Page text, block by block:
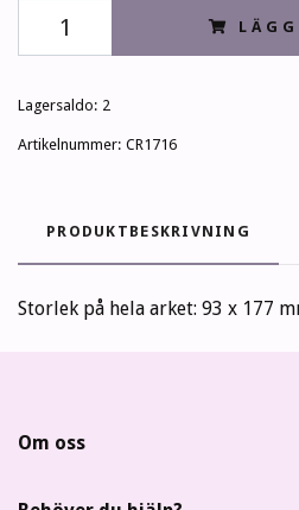
Lagersaldo: 2
Artikelnummer: CR1716
PRODUKTBESKRIVNING
Storlek på hela arket: 93 x 177
Om oss